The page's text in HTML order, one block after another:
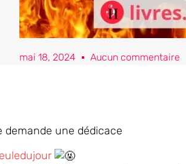
mai 18, 2024 Aucun commentaire
demande une dédicace